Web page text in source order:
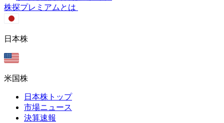
株探プレミアムとは
日本株
米国株
日本株トップ
市場ニュース
決算速報